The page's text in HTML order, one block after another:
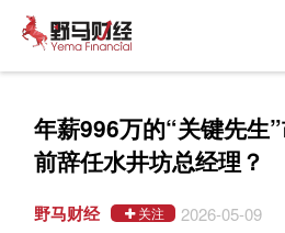
年薪996万的“关键先生
前辞任水井坊总经理？
野马财经 关注 2026-05-09